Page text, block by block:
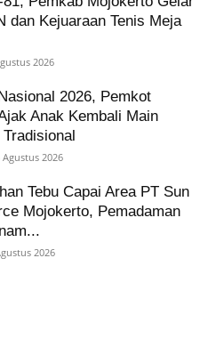
dan Kejuaraan Tenis Meja
2026
2026, Pemkot
Anak Kembali Main
Agustus 2026
Tebu Capai Area PT Sun
Mojokerto, Pemadaman
2026